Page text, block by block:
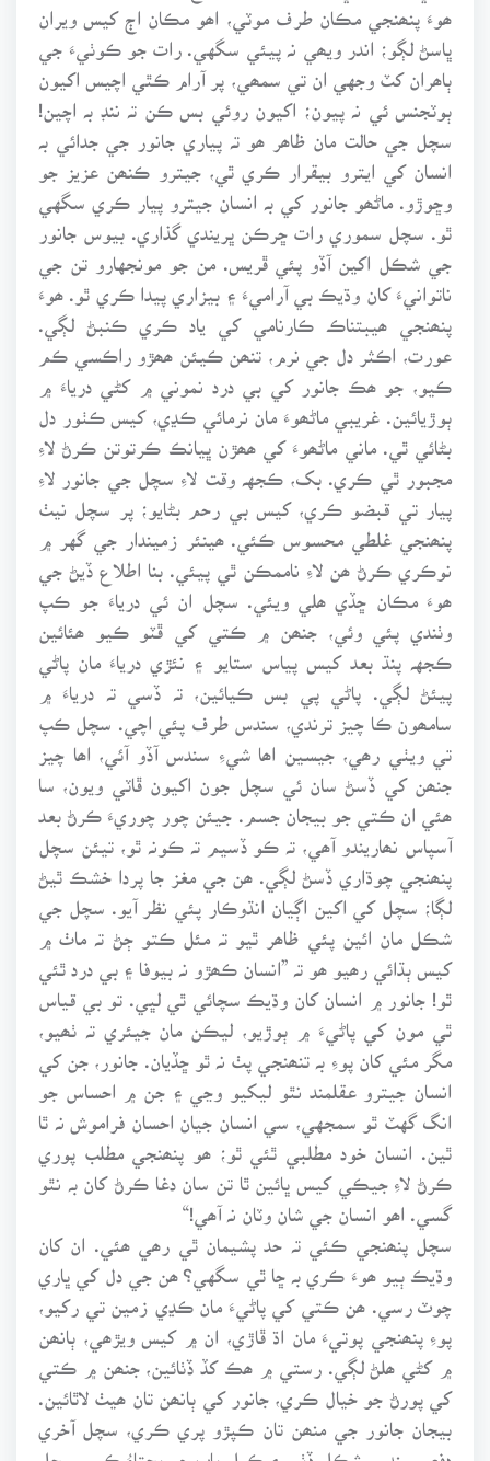
ھوءَ پنھنجي مڪان طرف موٽي، اھو مڪان اڄ کيس ويران
ڀاسڻ لڳو؛ اندر ويھي نہ پيئي سگهي. رات جو ڪوٺيءَ جي
ٻاھران کٽ وجهي ان تي سمھي، پر آرام ڪٿي اچيس اکيون
ٻوٽجنس ئي نہ پيون؛ اکيون روئي بس ڪن تہ ننڊ بہ اچين!
سچل جي حالت مان ظاھر ھو تہ پياري جانور جي جدائي بہ
انسان کي ايترو بيقرار ڪري ٿي، جيترو ڪنھن عزيز جو
وڇوڙو. ماڻھو جانور کي بہ انسان جيترو پيار ڪري سگهي
ٿو. سچل سموري رات ڇرڪن ڀريندي گذاري. بيوس جانور
جي شڪل اکين آڏو پئي ڦريس. من جو مونجهارو تن جي
ناتوانيءَ کان وڌيڪ بي آراميءَ ۽ بيزاري پيدا ڪري ٿو. ھوءَ
پنھنجي ھيبتناڪ ڪارنامي کي ياد ڪري ڪنبڻ لڳي.
عورت، اڪثر دل جي نرم، تنھن ڪيئن ھھڙو راڪسي ڪم
ڪيو، جو ھڪ جانور کي بي درد نموني ۾ کڻي درياءَ ۾
ٻوڙيائين. غريبي ماڻھوءَ مان نرمائي ڪڍي، کيس ڪٺور دل
بڻائي ٿي. ماني ماڻھوءَ کي ھھڙن ڀيانڪ ڪرتوتن ڪرڻ لاءِ
مجبور ٿي ڪري. بک، ڪجهہ وقت لاءِ سچل جي جانور لاءِ
پيار تي قبضو ڪري، کيس بي رحم بڻايو؛ پر سچل نيٺ
پنھنجي غلطي محسوس ڪئي. ھينئر زميندار جي گهر ۾
نوڪري ڪرڻ ھن لاءِ ناممڪن ٿي پيئي. بنا اطلاع ڏيڻ جي
ھوءَ مڪان ڇڏي ھلي ويئي. سچل ان ئي درياءَ جو ڪپ
وٺندي پئي وئي، جنھن ۾ ڪتي کي ڦٽو ڪيو ھئائين
ڪجهہ پنڌ بعد کيس پياس ستايو ۽ نئڙي درياءَ مان پاڻي
پيئڻ لڳي. پاڻي پي بس ڪيائين، تہ ڏسي تہ درياءَ ۾
سامھون ڪا چيز ترندي، سندس طرف پئي اچي. سچل ڪپ
تي ويٺي رھي، جيسين اھا شيءِ سندس آڏو آئي، اھا چيز
جنھن کي ڏسڻ سان ئي سچل جون اکيون ڦاٽي ويون، سا
ھئي ان ڪتي جو بيجان جسم. جيئن چور چوريءَ ڪرڻ بعد
آسپاس نھاريندو آھي، تہ ڪو ڏسيم تہ ڪونہ ٿو، تيئن سچل
پنھنجي چوڌاري ڏسڻ لڳي. ھن جي مغز جا پردا خشڪ ٿيڻ
لڳا؛ سچل کي اکين اڳيان انڌوڪار پئي نظر آيو. سچل جي
شڪل مان ائين پئي ظاھر ٿيو تہ مئل ڪتو ڄڻ تہ ماٺ ۾
کيس ٻڌائي رھيو ھو تہ ”انسان ڪھڙو نہ بيوفا ۽ بي درد ٿئي
ٿو! جانور ۾ انسان کان وڌيڪ سچائي ٿي لڀي. تو بي قياس
ٿي مون کي پاڻيءَ ۾ ٻوڙيو، ليڪن مان جيئري تہ ٺھيو،
مگر مئي کان پوءِ بہ تنھنجي پٺ نہ ٿو ڇڏيان. جانور، جن کي
انسان جيترو عقلمند نٿو ليکيو وڃي ۽ جن ۾ احساس جو
انگ گهٽ ٿو سمجهي، سي انسان جيان احسان فراموش نہ ٿا
ٿين. انسان خود مطلبي ٿئي ٿو؛ ھو پنھنجي مطلب پوري
ڪرڻ لاءِ جيڪي کيس ڀائين ٿا تن سان دغا ڪرڻ کان بہ نٿو
گسي. اھو انسان جي شان وٽان نہ آھي!“
سچل پنھنجي ڪئي تہ حد پشيمان ٿي رھي ھئي. ان کان
وڌيڪ ٻيو ھوءَ ڪري بہ ڇا ٿي سگهي؟ ھن جي دل کي ڀاري
چوٽ رسي. ھن ڪتي کي پاڻيءَ مان ڪڍي زمين تي رکيو،
پوءِ پنھنجي پوتيءَ مان اڌ ڦاڙي، ان ۾ کيس ويڙھي، ٻانھن
۾ کڻي ھلڻ لڳي. رستي ۾ ھڪ کڏ ڏٺائين، جنھن ۾ ڪتي
کي پورڻ جو خيال ڪري، جانور کي ٻانھن تان ھيٺ لاٿائين.
بيجان جانور جي منھن تان ڪپڙو پري ڪري، سچل آخري
دفعو سندس شڪل ڏٺي ۽ ڪيل پاپ جو پڇتاءُ ڪيو. سچل